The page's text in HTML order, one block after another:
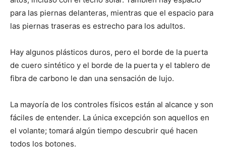
para las piernas delanteras, mientras que el espacio para
las piernas traseras es estrecho para los adultos.
Hay algunos plásticos duros, pero el borde de la puerta
de cuero sintético y el borde de la puerta y el tablero de
fibra de carbono le dan una sensación de lujo.
La mayoría de los controles físicos están al alcance y son
fáciles de entender. La única excepción son aquellos en
el volante; tomará algún tiempo descubrir qué hacen
todos los botones.